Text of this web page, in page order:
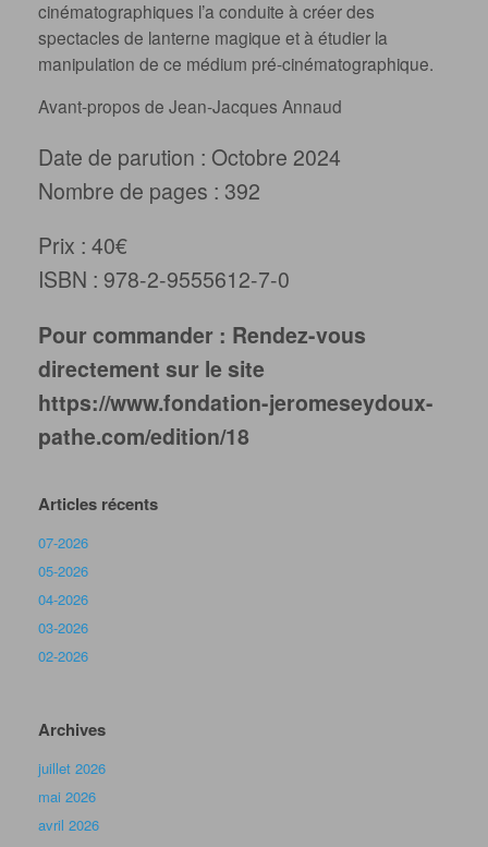
cinématographiques l’a conduite à créer des
spectacles de lanterne magique et à étudier la
manipulation de ce médium pré-cinématographique.
Avant-propos de Jean-Jacques Annaud
Date de parution : Octobre 2024
Nombre de pages : 392
Prix : 40€
ISBN : 978-2-9555612-7-0
Pour commander : Rendez-vous
directement sur le site
https://www.fondation-jeromeseydoux-
pathe.com/edition/18
Articles récents
07-2026
05-2026
04-2026
03-2026
02-2026
Archives
juillet 2026
mai 2026
avril 2026